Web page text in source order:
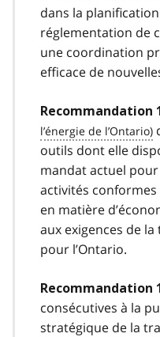
dans la
réglementation de
une coordination
efficace de
Recommandation
outils dont elle
mandat actuel
activités conformes
en matière
aux exigences de
pour l’Ontario.
Recommandation
consécutives à la
stratégique de la